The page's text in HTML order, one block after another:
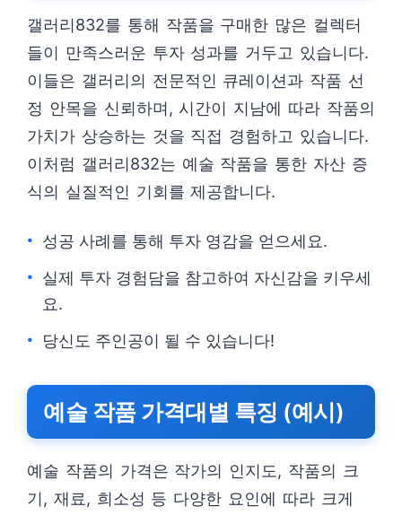
갤러리832를 통해 작품을 구매한 많은 컬렉터
들이 만족스러운 투자 성과를 거두고 있습니다.
이들은 갤러리의 전문적인 큐레이션과 작품 선
정 안목을 신뢰하며, 시간이 지남에 따라 작품의
가치가 상승하는 것을 직접 경험하고 있습니다.
이처럼 갤러리832는 예술 작품을 통한 자산 증
식의 실질적인 기회를 제공합니다.
성공 사례를 통해 투자 영감을 얻으세요.
실제 투자 경험담을 참고하여 자신감을 키우세
요.
당신도 주인공이 될 수 있습니다!
예술 작품 가격대별 특징 (예시)
예술 작품의 가격은 작가의 인지도, 작품의 크
기, 재료, 희소성 등 다양한 요인에 따라 크게